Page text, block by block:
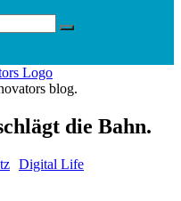
blog.
die Bahn.
Digital Life